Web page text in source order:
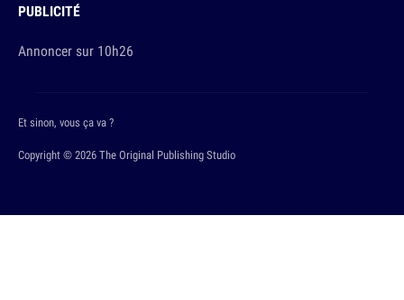
PUBLICITÉ
Annoncer sur 10h26
Copyright © 2026 The Original Publishing Studio
Et sinon, vous ça va ?